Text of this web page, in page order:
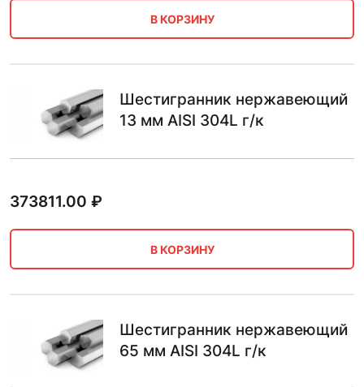
В КОРЗИНУ
Шестигранник нержавеющий
13 мм AISI 304L г/к
373811.00 ₽
В КОРЗИНУ
Шестигранник нержавеющий
65 мм AISI 304L г/к